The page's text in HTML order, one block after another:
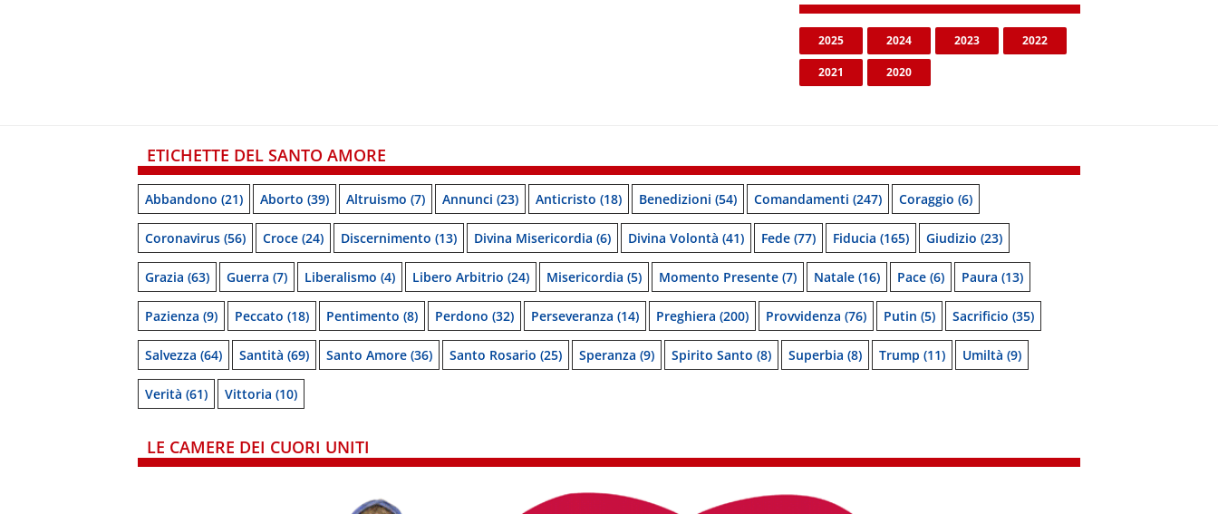
2025 2024 2023 2022
2021 2020
ETICHETTE DEL SANTO AMORE
Abbandono (21) Aborto (39) Altruismo (7) Annunci (23) Anticristo (18) Benedizioni (54) Comandamenti (247) Coraggio (6)
Coronavirus (56) Croce (24) Discernimento (13) Divina Misericordia (6) Divina Volontà (41) Fede (77) Fiducia (165) Giudizio (23)
Grazia (63) Guerra (7) Liberalismo (4) Libero Arbitrio (24) Misericordia (5) Momento Presente (7) Natale (16) Pace (6) Paura (13)
Pazienza (9) Peccato (18) Pentimento (8) Perdono (32) Perseveranza (14) Preghiera (200) Provvidenza (76) Putin (5) Sacrificio (35)
Salvezza (64) Santità (69) Santo Amore (36) Santo Rosario (25) Speranza (9) Spirito Santo (8) Superbia (8) Trump (11) Umiltà (9)
Verità (61) Vittoria (10)
LE CAMERE DEI CUORI UNITI